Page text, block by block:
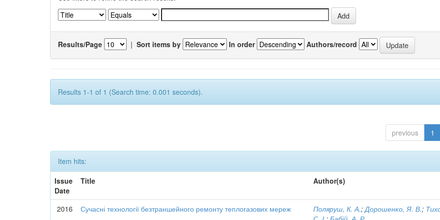
Results/Page | Sort items by In order Authors/record
Results 1-1 of 1 (Search time: 0.001 seconds).
previous 1
Item hits:
Issue
Date
Title Author(s)
2016 Сучасні технології безтраншейного ремонту теплогазових мереж Поляруш, К. А.;Дорошенко, Я. В.;